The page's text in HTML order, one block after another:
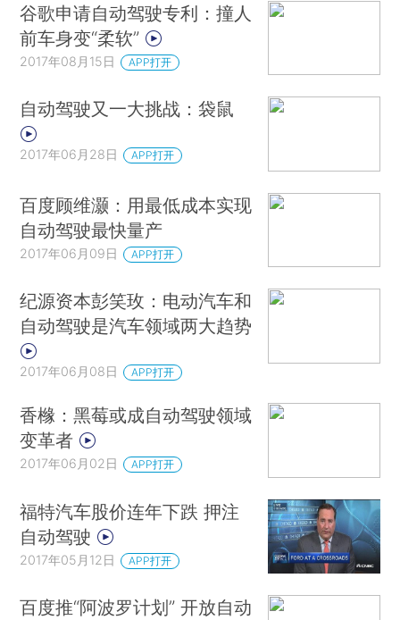
谷歌申请自动驾驶专利：撞人
前车身变“柔软”
2017年08月15日 APP打开
自动驾驶又一大挑战：袋鼠
2017年06月28日 APP打开
百度顾维灏：用最低成本实现
自动驾驶最快量产
2017年06月09日 APP打开
纪源资本彭笑玫：电动汽车和
自动驾驶是汽车领域两大趋势
2017年06月08日 APP打开
香橼：黑莓或成自动驾驶领域
变革者
2017年06月02日 APP打开
福特汽车股价连年下跌 押注
自动驾驶
2017年05月12日 APP打开
百度推“阿波罗计划” 开放自动